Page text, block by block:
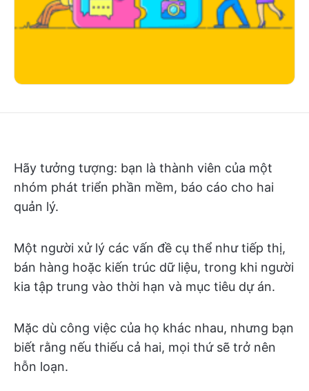
Hãy tưởng tượng: bạn là thành viên của một
nhóm phát triển phần mềm, báo cáo cho hai
quản lý.
Một người xử lý các vấn đề cụ thể như tiếp thị,
bán hàng hoặc kiến trúc dữ liệu, trong khi người
kia tập trung vào thời hạn và mục tiêu dự án.
Mặc dù công việc của họ khác nhau, nhưng bạn
biết rằng nếu thiếu cả hai, mọi thứ sẽ trở nên
hỗn loạn.